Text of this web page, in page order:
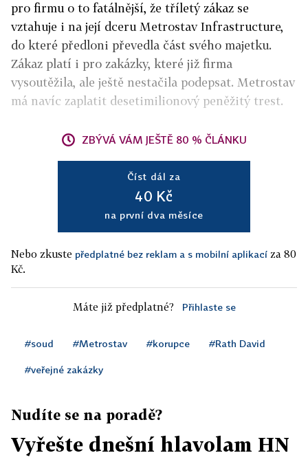
pro firmu o to fatálnější, že tříletý zákaz se
vztahuje i na její dceru Metrostav Infrastructure,
do které předloni převedla část svého majetku.
Zákaz platí i pro zakázky, které již firma
vysoutěžila, ale ještě nestačila podepsat. Metrostav
má navíc zaplatit desetimilionový peněžitý trest.
ZBÝVÁ VÁM JEŠTĚ 80 % ČLÁNKU
Číst dál za
40 Kč
na první dva měsíce
Nebo zkuste předplatné bez reklam a s mobilní aplikací za 80
Kč.
Máte již předplatné? Přihlaste se
#soud #Metrostav #korupce #Rath David
#veřejné zakázky
Nudíte se na poradě?
Vyřešte dnešní hlavolam HN